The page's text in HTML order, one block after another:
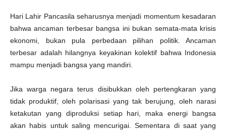
Hari Lahir Pancasila seharusnya menjadi momentum kesadaran
bahwa ancaman terbesar bangsa ini bukan semata-mata krisis
ekonomi, bukan pula perbedaan pilihan politik. Ancaman
terbesar adalah hilangnya keyakinan kolektif bahwa Indonesia
mampu menjadi bangsa yang mandiri.
Jika warga negara terus disibukkan oleh pertengkaran yang
tidak produktif, oleh polarisasi yang tak berujung, oleh narasi
ketakutan yang diproduksi setiap hari, maka energi bangsa
akan habis untuk saling mencurigai. Sementara di saat yang